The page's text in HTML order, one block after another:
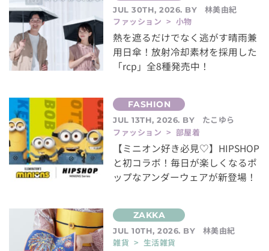
JUL 30TH, 2026. BY
林美由紀
ファッション > 小物
熱を遮るだけでなく逃がす晴雨兼
用日傘！放射冷却素材を採用した
「rcp」全8種発売中！
JUL 13TH, 2026. BY
たこゆら
ファッション > 部屋着
【ミニオン好き必見♡】HIPSHOP
と初コラボ！毎日が楽しくなるポ
ップなアンダーウェアが新登場！
JUL 10TH, 2026. BY
林美由紀
雑貨 > 生活雑貨